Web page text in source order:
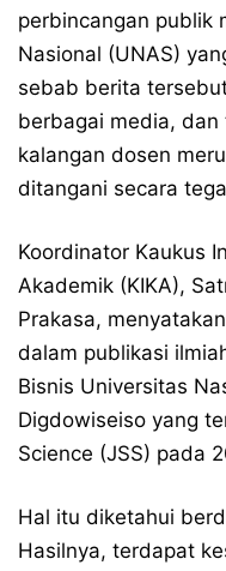
perbincangan publik
Nasional (UNAS)
sebab berita
berbagai media,
kalangan dosen
ditangani secara
Koordinator Kaukus
Akademik (KIKA),
Prakasa,
dalam publikasi
Bisnis Universitas
Digdowiseiso yang
Science (JSS) pada
Hal itu diketahui
Hasilnya, terdapat